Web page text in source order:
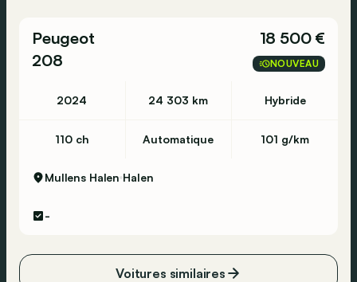
Peugeot
208
18 500 €
NOUVEAU
2024 24 303 km Hybride
110 ch Automatique 101 g/km
Mullens Halen Halen
-
Voitures similaires